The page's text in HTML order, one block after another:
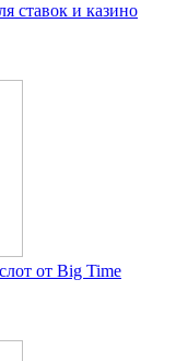
ставок и казино
от Big Time